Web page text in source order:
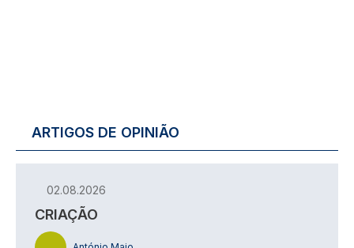
ARTIGOS DE OPINIÃO
02.08.2026
CRIAÇÃO